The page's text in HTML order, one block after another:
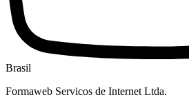
Brasil
Formaweb Serviços de Internet Ltda.